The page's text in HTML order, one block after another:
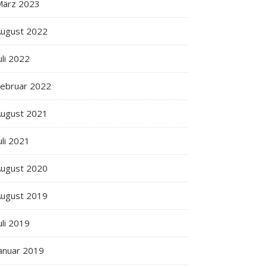
2023
2022
2022
2022
2021
2021
2020
2019
2019
2019